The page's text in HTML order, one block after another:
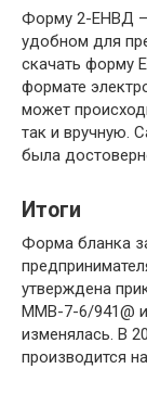
Форму 2-ЕНВД —
удобном для
скачать форму
формате
может
так и вручную.
была
Итоги
Форма бланка
утверждена
ММВ-7-6/941@ и
изменялась. В
производится